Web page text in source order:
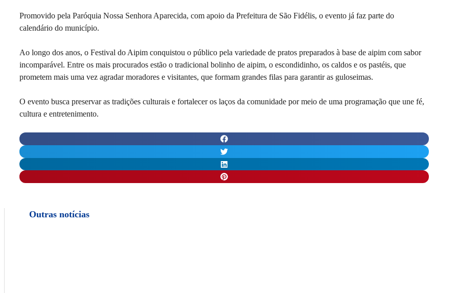
Promovido pela Paróquia Nossa Senhora Aparecida, com apoio da Prefeitura de São Fidélis, o evento já faz parte do
calendário do município.
Ao longo dos anos, o Festival do Aipim conquistou o público pela variedade de pratos preparados à base de aipim com sabor
incomparável. Entre os mais procurados estão o tradicional bolinho de aipim, o escondidinho, os caldos e os pastéis, que
prometem mais uma vez agradar moradores e visitantes, que formam grandes filas para garantir as guloseimas.
O evento busca preservar as tradições culturais e fortalecer os laços da comunidade por meio de uma programação que une fé,
cultura e entretenimento.
Outras notícias